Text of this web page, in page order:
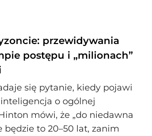
przewidywania
postępu i „milionach”
się pytanie, kiedy pojawi
o ogólnej
mówi, że „do niedawna
będzie to 20–50 lat, zanim